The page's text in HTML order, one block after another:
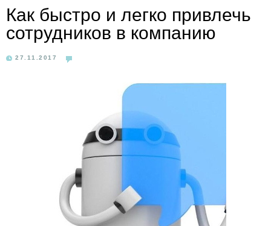
Как быстро и легко привлечь
сотрудников в компанию
27.11.2017